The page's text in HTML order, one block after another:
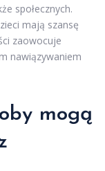
społecznych.
mają szansę
zaowocuje
nawiązywaniem
mogą